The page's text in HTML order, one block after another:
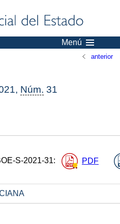
Menú
anterior
Núm. 31
S-2021-31: PDF